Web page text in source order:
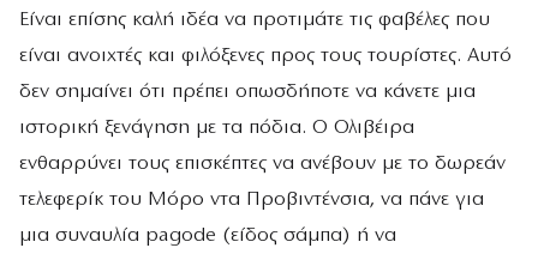
Είναι επίσης καλή ιδέα να προτιμάτε τις φαβέλες που
είναι ανοιχτές και φιλόξενες προς τους τουρίστες. Αυτό
δεν σημαίνει ότι πρέπει οπωσδήποτε να κάνετε μια
ιστορική ξενάγηση με τα πόδια. Ο Ολιβέιρα
ενθαρρύνει τους επισκέπτες να ανέβουν με το δωρεάν
τελεφερίκ του Μόρο ντα Προβιντένσια, να πάνε για
μια συναυλία pagode (είδος σάμπα) ή να